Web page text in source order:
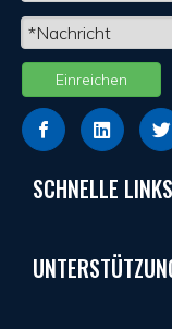
Einreichen
SCHNELLE LINKS